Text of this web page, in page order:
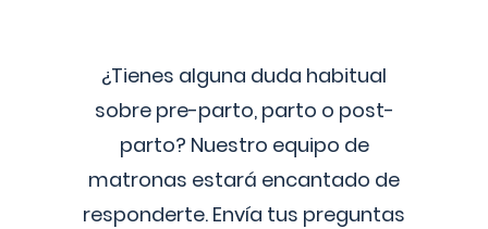
¿Tienes alguna duda habitual
sobre pre-parto, parto o post-
parto? Nuestro equipo de
matronas estará encantado de
responderte. Envía tus preguntas